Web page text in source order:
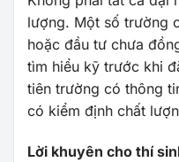
lượng. Một số trường
hoặc đầu tư chưa
tìm hiểu kỹ trước khi
tiên trường có thông
có kiểm định chất
Lời khuyên cho thí